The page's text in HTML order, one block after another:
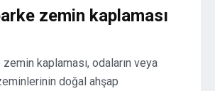
zemin kaplaması
kaplaması, odaların veya
doğal ahşap